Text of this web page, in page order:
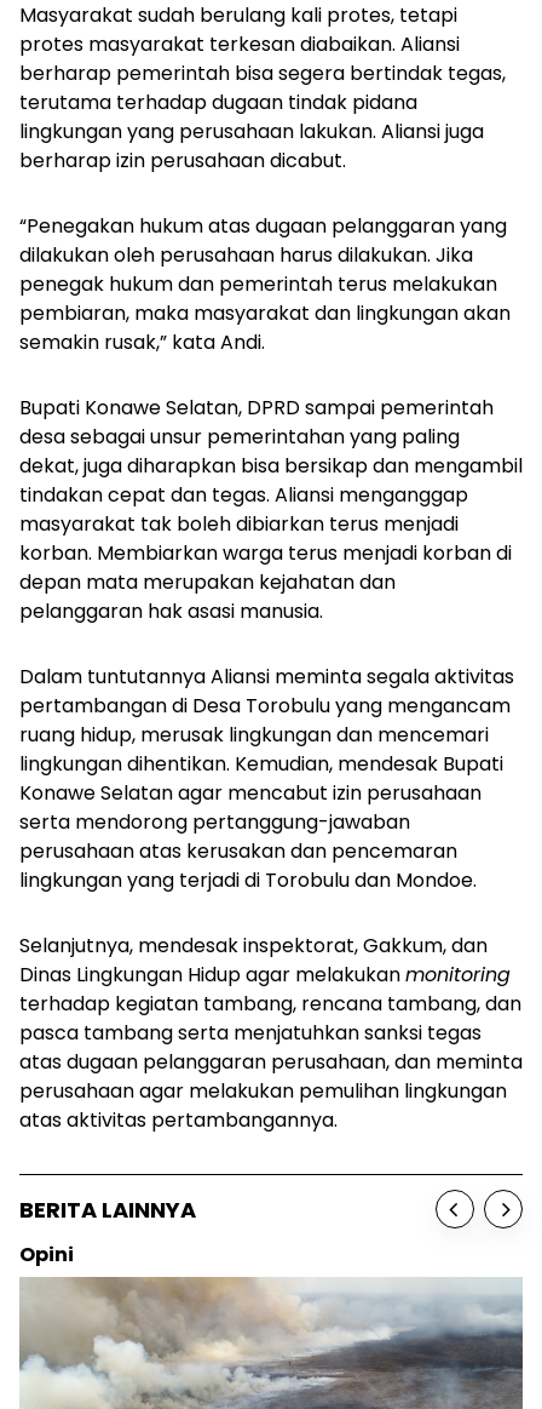
Masyarakat sudah berulang kali protes, tetapi
protes masyarakat terkesan diabaikan. Aliansi
berharap pemerintah bisa segera bertindak tegas,
terutama terhadap dugaan tindak pidana
lingkungan yang perusahaan lakukan. Aliansi juga
berharap izin perusahaan dicabut.
“Penegakan hukum atas dugaan pelanggaran yang
dilakukan oleh perusahaan harus dilakukan. Jika
penegak hukum dan pemerintah terus melakukan
pembiaran, maka masyarakat dan lingkungan akan
semakin rusak,” kata Andi.
Bupati Konawe Selatan, DPRD sampai pemerintah
desa sebagai unsur pemerintahan yang paling
dekat, juga diharapkan bisa bersikap dan mengambil
tindakan cepat dan tegas. Aliansi menganggap
masyarakat tak boleh dibiarkan terus menjadi
korban. Membiarkan warga terus menjadi korban di
depan mata merupakan kejahatan dan
pelanggaran hak asasi manusia.
Dalam tuntutannya Aliansi meminta segala aktivitas
pertambangan di Desa Torobulu yang mengancam
ruang hidup, merusak lingkungan dan mencemari
lingkungan dihentikan. Kemudian, mendesak Bupati
Konawe Selatan agar mencabut izin perusahaan
serta mendorong pertanggung-jawaban
perusahaan atas kerusakan dan pencemaran
lingkungan yang terjadi di Torobulu dan Mondoe.
Selanjutnya, mendesak inspektorat, Gakkum, dan
Dinas Lingkungan Hidup agar melakukanmonitoring
terhadap kegiatan tambang, rencana tambang, dan
pasca tambang serta menjatuhkan sanksi tegas
atas dugaan pelanggaran perusahaan, dan meminta
perusahaan agar melakukan pemulihan lingkungan
atas aktivitas pertambangannya.
BERITA LAINNYA
Opini